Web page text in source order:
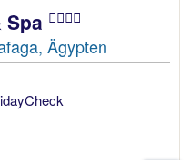
Spa
Ägypten